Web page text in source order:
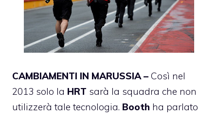
CAMBIAMENTI IN MARUSSIA – Così nel
2013 solo la HRT sarà la squadra che non
utilizzerà tale tecnologia. Booth ha parlato